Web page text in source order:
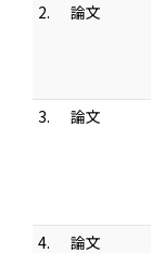
2. 論文
3. 論文
4. 論文